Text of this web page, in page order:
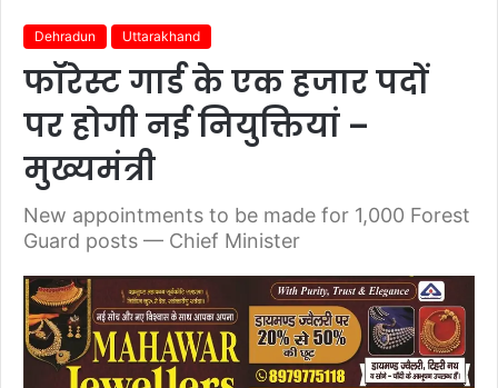
Dehradun Uttarakhand
फॉरेस्ट गार्ड के एक हजार पदों
पर होगी नई नियुक्तियां –
मुख्यमंत्री
New appointments to be made for 1,000 Forest
Guard posts — Chief Minister